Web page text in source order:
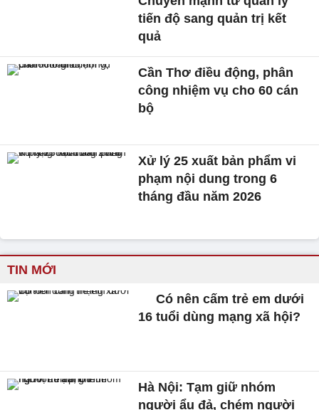
tiến độ sang quản trị kết
quả
Cần Thơ điều động, phân
công nhiệm vụ cho 60 cán
bộ
Xử lý 25 xuất bản phẩm vi
phạm nội dung trong 6
tháng đầu năm 2026
TIN MỚI
Có nên cấm trẻ em dưới
16 tuổi dùng mạng xã hội?
Hà Nội: Tạm giữ nhóm
người ẩu đả, chém người